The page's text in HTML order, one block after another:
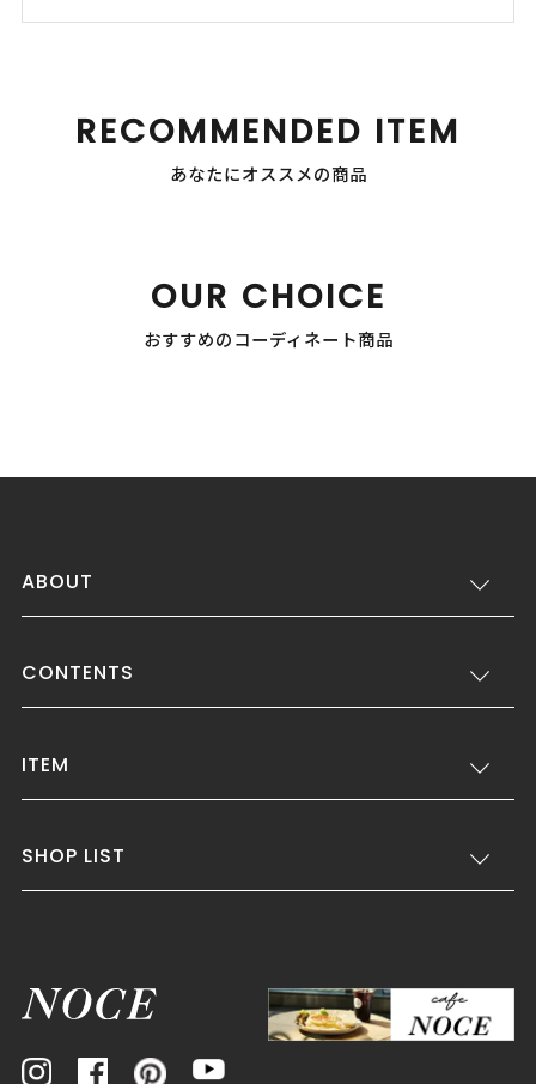
RECOMMENDED ITEM
あなたにオススメの商品
OUR CHOICE
おすすめのコーディネート商品
ABOUT
CONTENTS
ITEM
SHOP LIST